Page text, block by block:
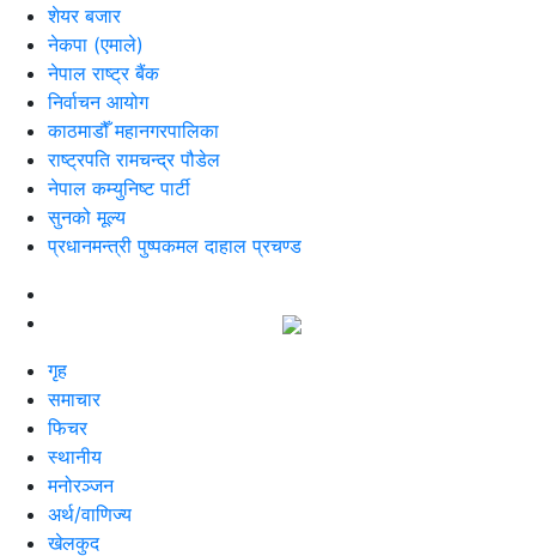
शेयर बजार
नेकपा (एमाले)
नेपाल राष्ट्र बैंक
निर्वाचन आयोग
काठमाडौँ महानगरपालिका
राष्ट्रपति रामचन्द्र पौडेल
नेपाल कम्युनिष्ट पार्टी
सुनको मूल्य
प्रधानमन्त्री पुष्पकमल दाहाल प्रचण्ड
गृह
समाचार
फिचर
स्थानीय
मनोरञ्जन
अर्थ/वाणिज्य
खेलकुद